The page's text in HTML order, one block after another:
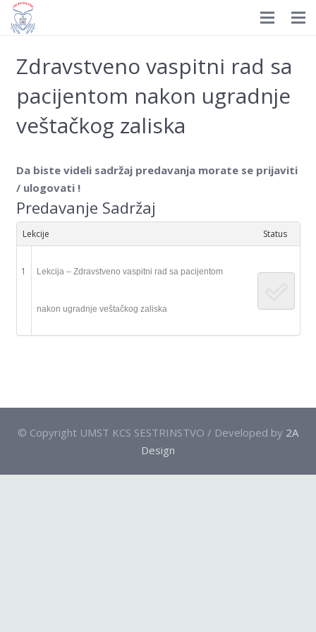
Organizacija
Dokumenti
Novosti
Izdavaštvo
Edukacija
Galerija
Kontakt
Zdravstveno vaspitni rad sa
pacijentom nakon ugradnje
veštačkog zaliska
Da biste videli sadržaj predavanja morate se prijaviti
/ ulogovati !
Predavanje Sadržaj
Lekcije Status
1 Lekcija – Zdravstveno vaspitni rad sa pacijentom
nakon ugradnje veštačkog zaliska
© Copyright UMST KCS SESTRINSTVO / Developed by 2A
Design